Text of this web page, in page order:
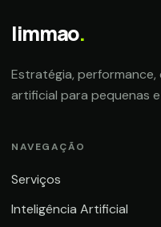
limmao.
Estratégia,
artificial para pequenas
NAVEGAÇÃO
Serviços
Inteligência Artificial